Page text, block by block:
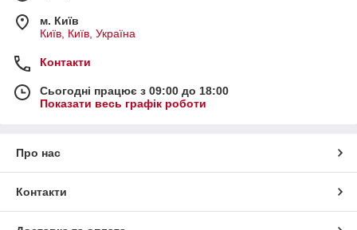
м. Київ
Київ, Київ, Україна
Контакти
Сьогодні працює з 09:00 до 18:00
Показати весь графік роботи
Про нас
Контакти